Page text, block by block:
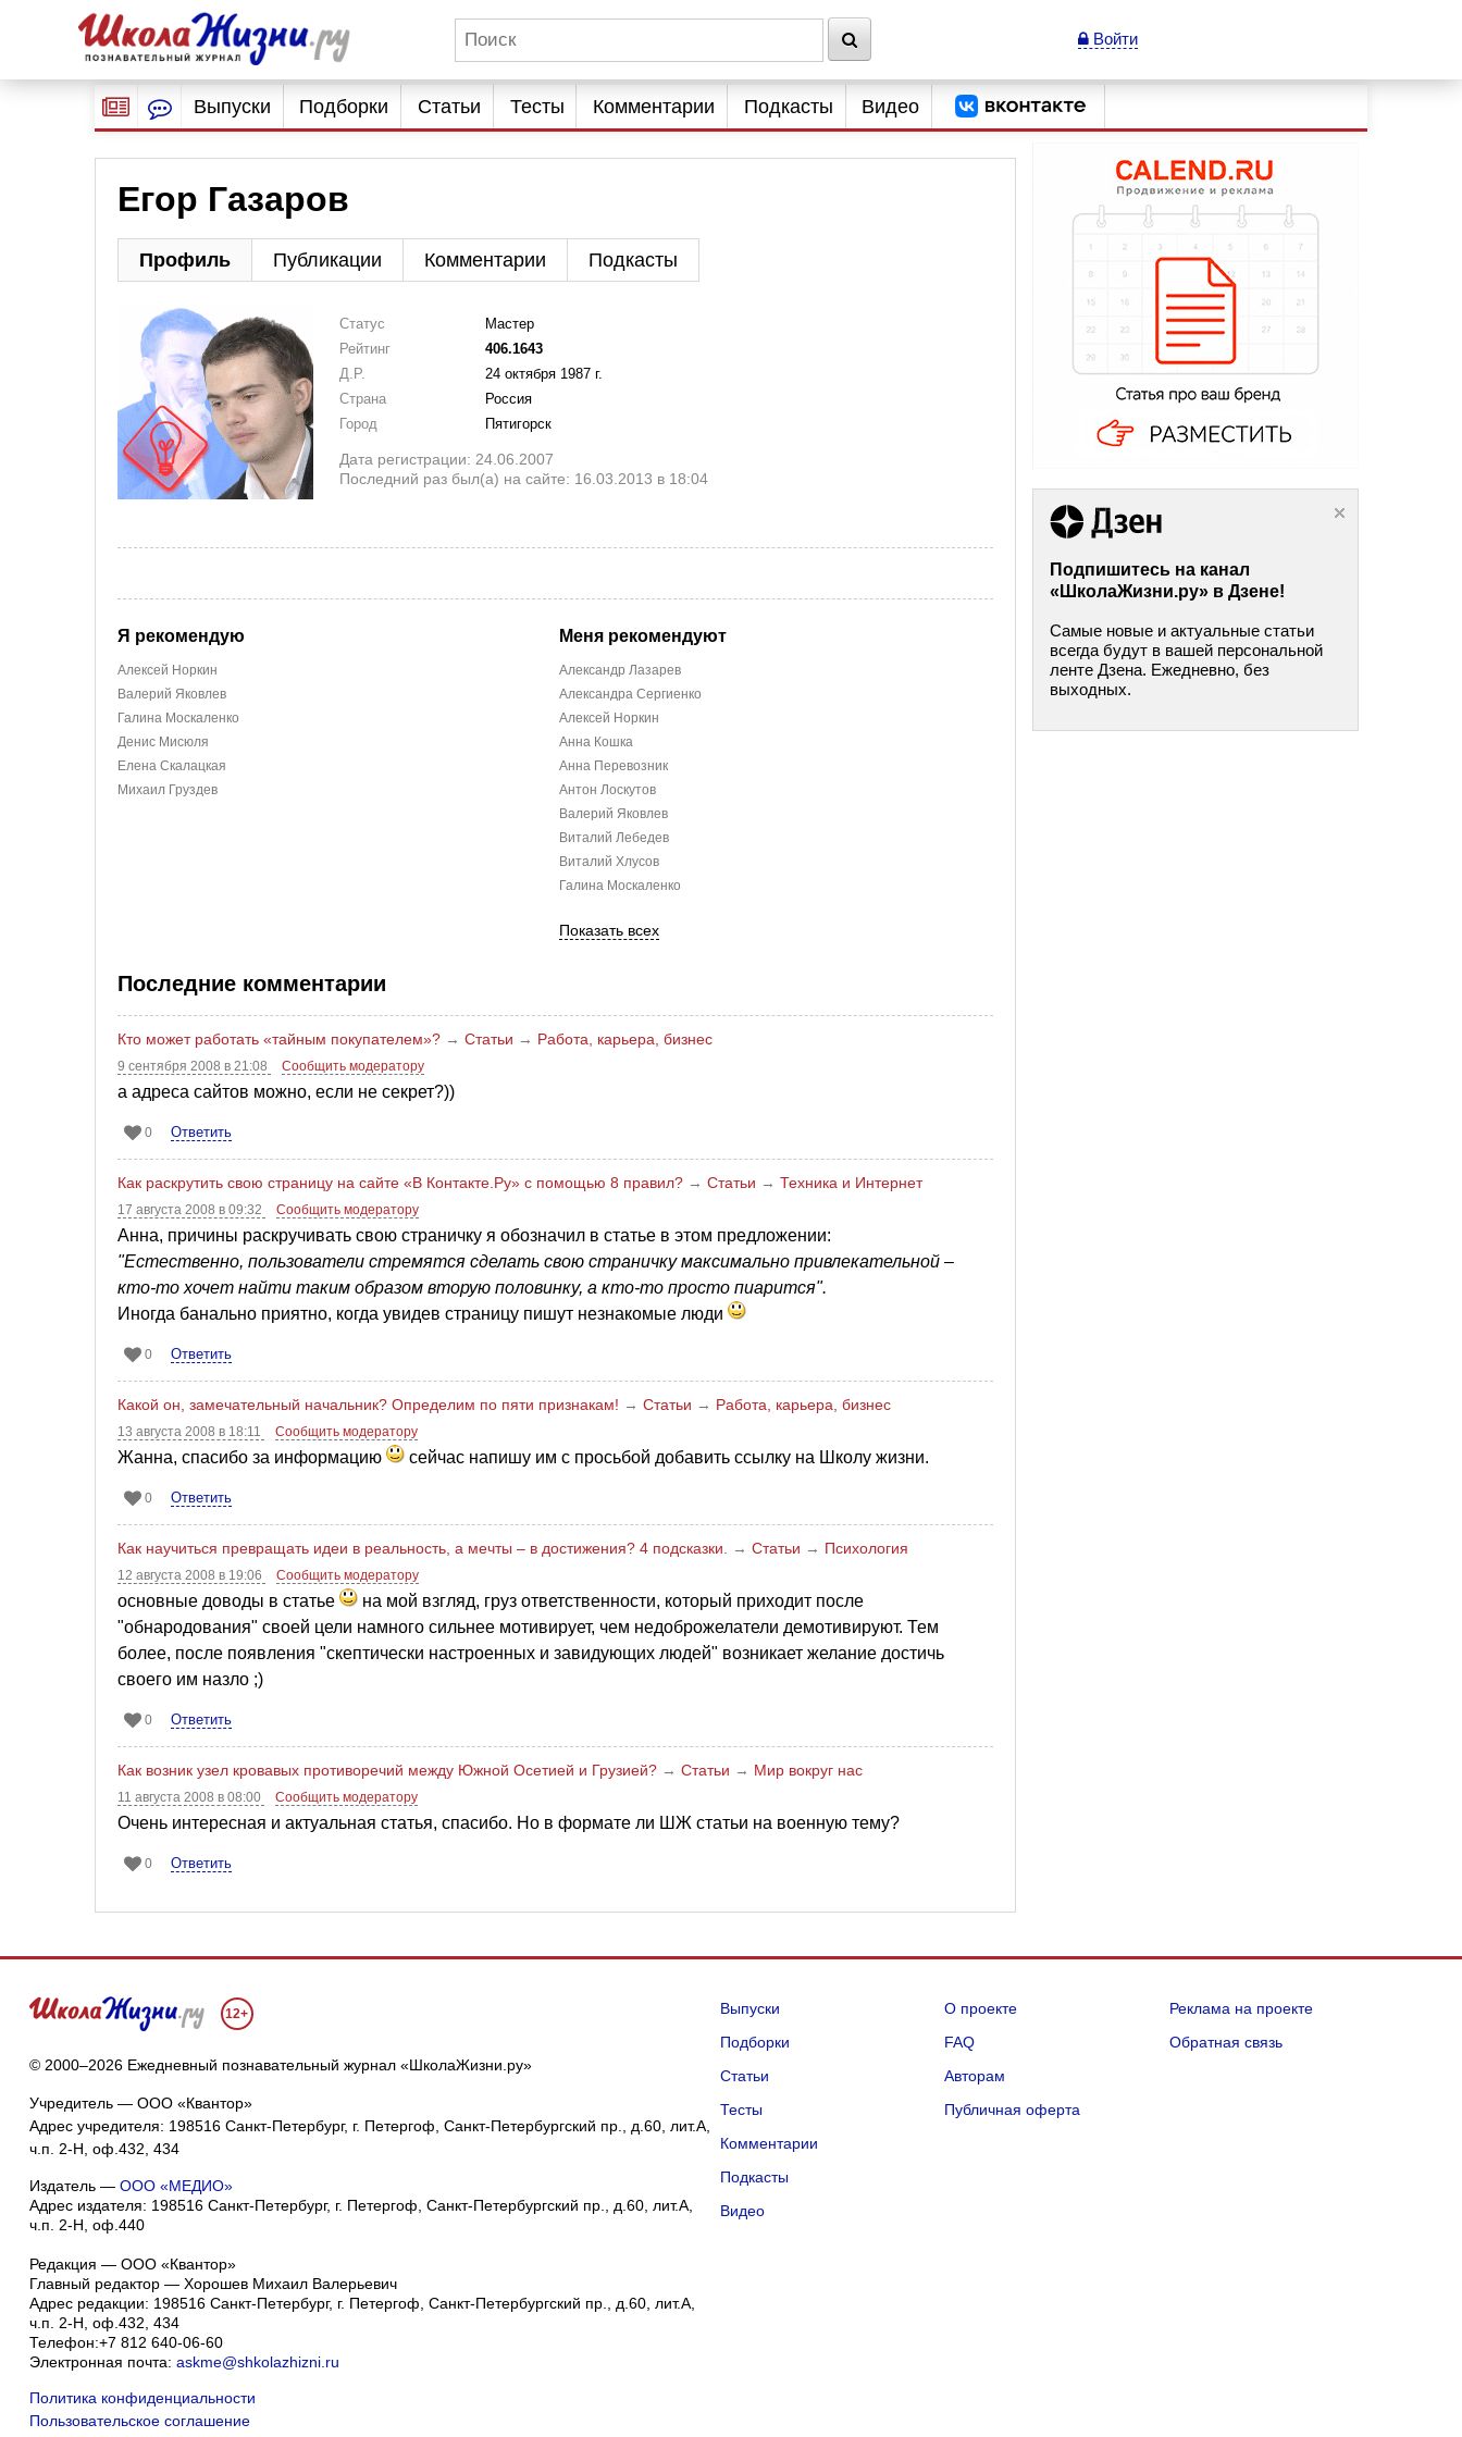
Войти
Выпуски Подборки Статьи Тесты Комментарии Подкасты Видео
Егор Газаров
Профиль Публикации Комментарии Подкасты
Статус
Мастер
Рейтинг
406.1643
Д.Р.
24 октября 1987 г.
Страна
Россия
Город
Пятигорск
Дата регистрации: 24.06.2007
Последний раз был(а) на сайте: 16.03.2013 в 18:04
Я рекомендую
Алексей Норкин
Валерий Яковлев
Галина Москаленко
Денис Мисюля
Елена Скалацкая
Михаил Груздев
Меня рекомендуют
Александр Лазарев
Александра Сергиенко
Алексей Норкин
Анна Кошка
Анна Перевозник
Антон Лоскутов
Валерий Яковлев
Виталий Лебедев
Виталий Хлусов
Галина Москаленко
Показать всех
Последние комментарии
Кто может работать «тайным покупателем»? → Статьи → Работа, карьера, бизнес
9 сентября 2008 в 21:08 Сообщить модератору
а адреса сайтов можно, если не секрет?))
0 Ответить
Как раскрутить свою страницу на сайте «В Контакте.Ру» с помощью 8 правил? → Статьи → Техника и Интернет
17 августа 2008 в 09:32 Сообщить модератору
Анна, причины раскручивать свою страничку я обозначил в статье в этом предложении:
"Естественно, пользователи стремятся сделать свою страничку максимально привлекательной –
кто-то хочет найти таким образом вторую половинку, а кто-то просто пиарится".
Иногда банально приятно, когда увидев страницу пишут незнакомые люди
0 Ответить
Какой он, замечательный начальник? Определим по пяти признакам! → Статьи → Работа, карьера, бизнес
13 августа 2008 в 18:11 Сообщить модератору
Жанна, спасибо за информацию сейчас напишу им с просьбой добавить ссылку на Школу жизни.
0 Ответить
Как научиться превращать идеи в реальность, а мечты – в достижения? 4 подсказки. → Статьи → Психология
12 августа 2008 в 19:06 Сообщить модератору
основные доводы в статье
на мой взгляд, груз ответственности, который приходит после
"обнародования" своей цели намного сильнее мотивирует, чем недоброжелатели демотивируют. Тем
более, после появления "скептически настроенных и завидующих людей" возникает желание достичь
своего им назло ;)
0 Ответить
Как возник узел кровавых противоречий между Южной Осетией и Грузией? → Статьи → Мир вокруг нас
11 августа 2008 в 08:00 Сообщить модератору
Очень интересная и актуальная статья, спасибо. Но в формате ли ШЖ статьи на военную тему?
0 Ответить
Подпишитесь на канал
«ШколаЖизни.ру» в Дзене!
Самые новые и актуальные статьи
всегда будут в вашей персональной
ленте Дзена. Ежедневно, без
выходных.
12+
© 2000–2026 Ежедневный познавательный журнал «ШколаЖизни.ру»
Учредитель — ООО «Квантор»
Адрес учредителя: 198516 Санкт-Петербург, г. Петергоф, Санкт-Петербургский пр., д.60, лит.А,
ч.п. 2-Н, оф.432, 434
Издатель — ООО «МЕДИО»
Адрес издателя: 198516 Санкт-Петербург, г. Петергоф, Санкт-Петербургский пр., д.60, лит.А,
ч.п. 2-Н, оф.440
Редакция — ООО «Квантор»
Главный редактор — Хорошев Михаил Валерьевич
Адрес редакции: 198516 Санкт-Петербург, г. Петергоф Санкт-Петербургский пр., д.60, лит.А,
ч.п. 2-Н, оф.432, 434
Телефон:+7 812 640-06-60
Электронная почта: askme@shkolazhizni.ru
Политика конфиденциальности
Пользовательское соглашение
Выпуски
Подборки
Статьи
Тесты
Комментарии
Подкасты
Видео
О проекте
FAQ
Авторам
Публичная оферта
Реклама на проекте
Обратная связь